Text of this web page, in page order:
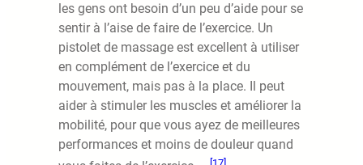
les gens ont besoin d’un peu d’aide pour se
sentir à l’aise de faire de l’exercice. Un
pistolet de massage est excellent à utiliser
en complément de l’exercice et du
mouvement, mais pas à la place. Il peut
aider à stimuler les muscles et améliorer la
mobilité, pour que vous ayez de meilleures
performances et moins de douleur quand
[17]